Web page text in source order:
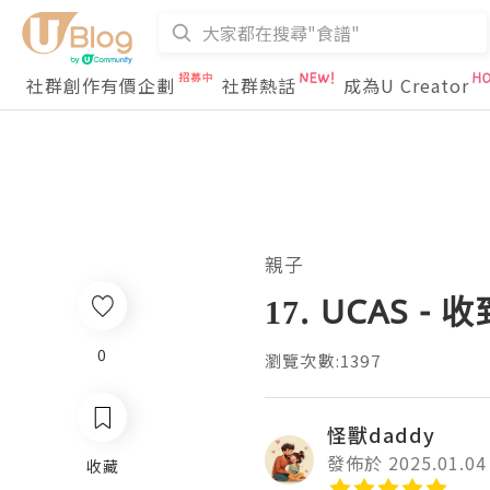
社群創作有價企劃 社群熱話 成為U Creator
親子
17. UCAS -
瀏覽次數:1397
怪獸daddy
發佈於 2025.01.04
0
收藏